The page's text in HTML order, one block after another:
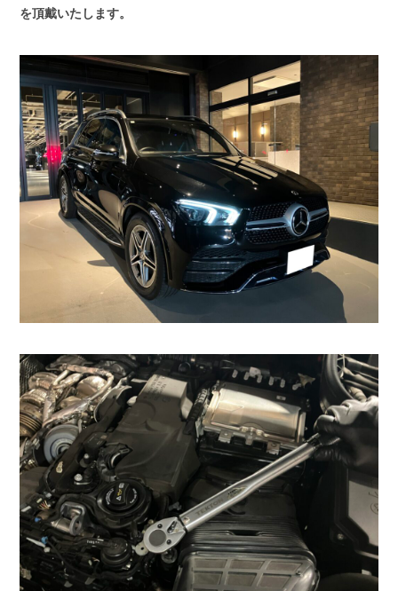
を頂戴いたします。